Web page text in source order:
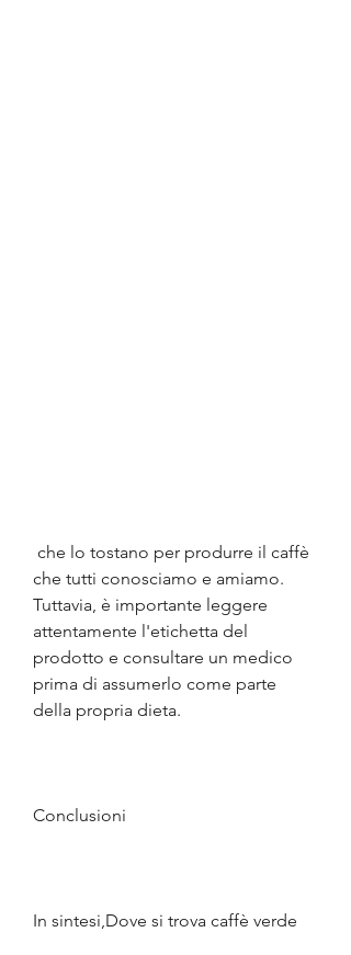
che tutti conosciamo e amiamo.
Tuttavia, è importante leggere
attentamente l'etichetta del
prodotto e consultare un medico
prima di assumerlo come parte
della propria dieta.
Conclusioni
In sintesi,Dove si trova caffè verde